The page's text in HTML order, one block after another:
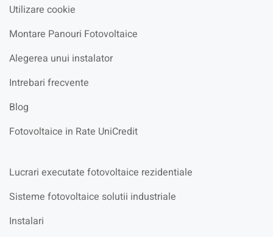
Utilizare cookie
Montare Panouri Fotovoltaice
Alegerea unui instalator
Intrebari frecvente
Blog
Fotovoltaice in Rate UniCredit
Lucrari executate fotovoltaice rezidentiale
Sisteme fotovoltaice solutii industriale
Instalari